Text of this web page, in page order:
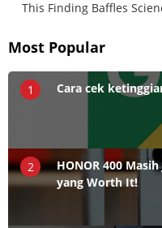
Most Popular
1 Cara cek
2
HONOR 400
yang Worth It!